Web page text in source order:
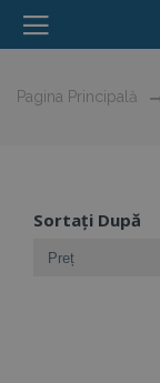
Pagina Principală
Sortați După